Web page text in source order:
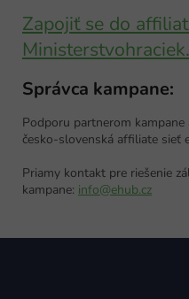
Zapojiť se do
Správca kampane:
Podporu partnerom
česko-slovenská affiliate sieť
Priamy kontakt pre riešenie
kampane: info@ehub.cz
Z